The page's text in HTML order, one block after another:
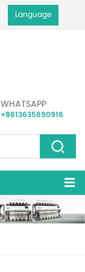
Language
WHATSAPP
+8613635690916